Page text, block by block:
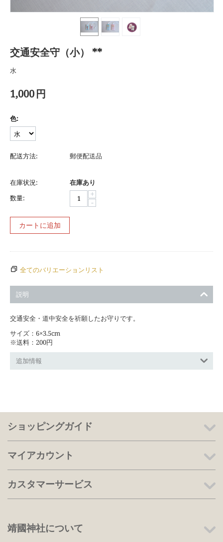
交通安全守（小） **
水
1,000円
色:
配送方法: 郵便配送品
在庫状況:
在庫あり
数量:
+
−
カートに追加
全てのバリエーションリスト
説明
交通安全・道中安全を祈願したお守りです。
サイズ：6×3.5cm
※送料：200円
追加情報
ショッピングガイド
マイアカウント
カスタマーサービス
靖國神社について